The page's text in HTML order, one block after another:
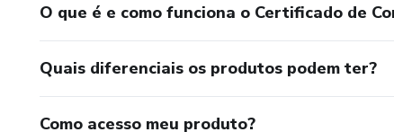
O que é e como funciona o Certificado de
Quais diferenciais os produtos podem ter?
Como acesso meu produto?